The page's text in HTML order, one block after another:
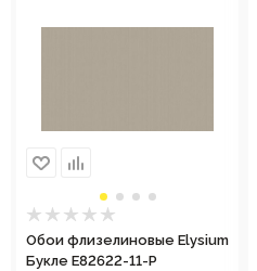
Обои флизелиновые Elysium
Букле Е82622-11-Р